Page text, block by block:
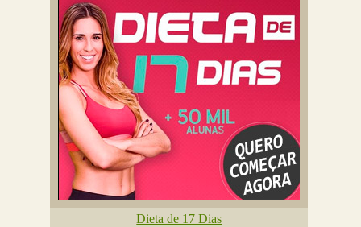
Dieta de 17 Dias